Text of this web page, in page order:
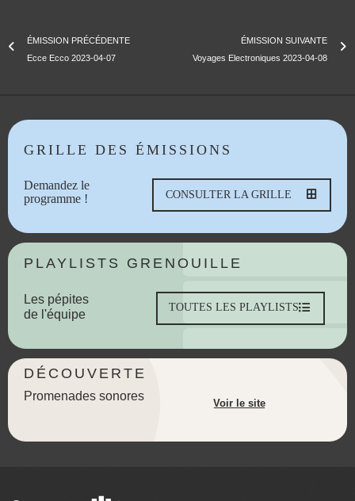
ÉMISSION PRÉCÉDENTE
Ecce Ecco 2023-04-07
ÉMISSION SUIVANTE
Voyages Electroniques 2023-04-08
GRILLE DES ÉMISSIONS
Demandez le
programme !
CONSULTER LA GRILLE
PLAYLISTS GRENOUILLE
Les pépites
de l'équipe
TOUTES LES PLAYLISTS
DÉCOUVERTE
Promenades sonores
Voir le site